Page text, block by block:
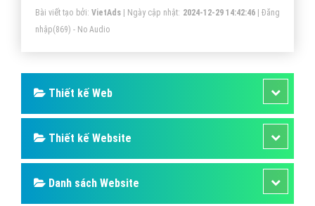
Bài viết tạo bởi: VietAds| Ngày cập nhật: 2024-12-29 14:42:46|Đăng
nhập(869) - No Audio
Thiết kế Web
Thiết kế Website
Danh sách Website